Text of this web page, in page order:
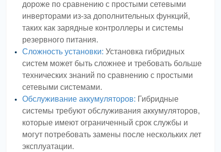
дороже по сравнению с простыми сетевыми
инверторами из-за дополнительных функций,
таких как зарядные контроллеры и системы
резервного питания.
Сложность установки: Установка гибридных
систем может быть сложнее и требовать больше
технических знаний по сравнению с простыми
сетевыми системами.
Обслуживание аккумуляторов: Гибридные
системы требуют обслуживания аккумуляторов,
которые имеют ограниченный срок службы и
могут потребовать замены после нескольких лет
эксплуатации.